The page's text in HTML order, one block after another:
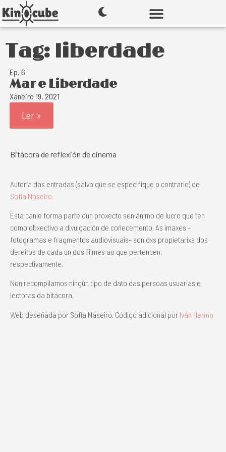
Tag: liberdade
Ep. 6
Mar e Liberdade
Xaneiro 19, 2021
Ler »
Bitácora de reflexión de cinema
Autoría das entradas (salvo que se especifique o contrario) de
Sofía Naseiro.
Esta canle forma parte dun proxecto sen ánimo de lucro que ten
como obxectivo a divulgación de coñecemento. As imaxes –
fotogramas e fragmentos audiovisuais– son dxs propietarixs dos
dereitos de cada un dos filmes ao que pertencen,
respectivamente.
Non recompilamos ningún tipo de dato das persoas usuarias e
lectoras da bitácora.
Web deseñada por Sofía Naseiro. Código adicional por Iván Hermo